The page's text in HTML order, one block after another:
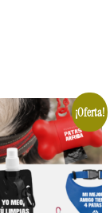
¡Oferta!